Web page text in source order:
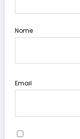
Nome
Email